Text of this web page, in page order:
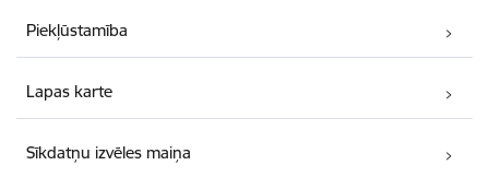
Piekļūstamība
Lapas karte
Sīkdatņu izvēles maiņa